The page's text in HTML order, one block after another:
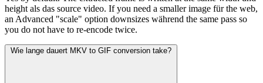
height als das source video. If you need a smaller image für the web,
an Advanced "scale" option downsizes während the same pass so
you do not have to re-encode twice.
Wie lange dauert MKV to GIF conversion take?